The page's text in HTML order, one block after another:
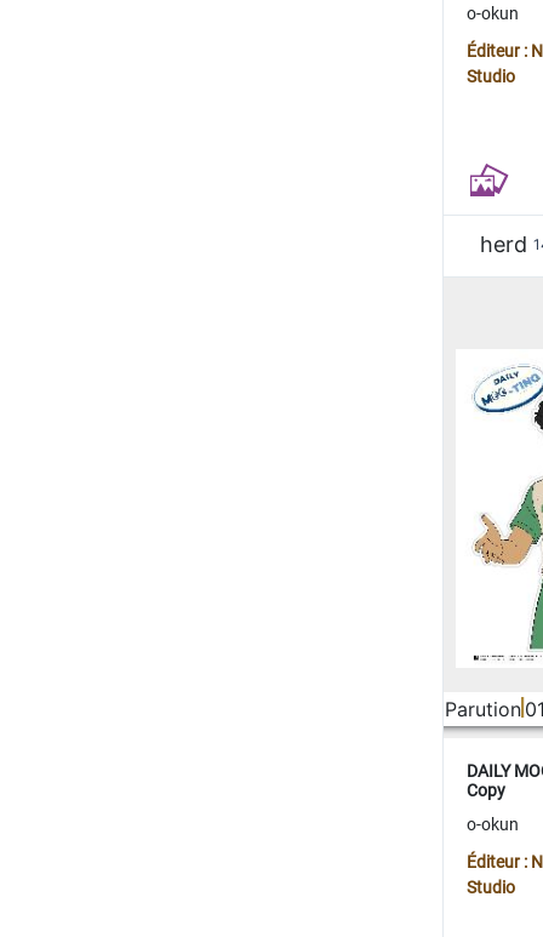
o-okun
Éditeur :
Studio
herd
Parution
DAILY
Copy
o-okun
Éditeur :
Studio